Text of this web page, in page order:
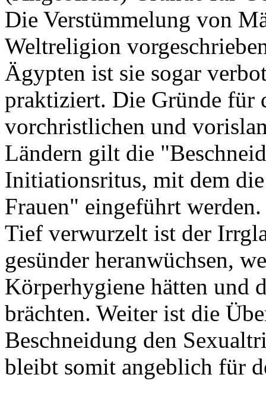
Die Verstümmelung von
Weltreligion
Ägypten ist sie sogar
praktiziert. Die Gründe für
vorchristlichen und
Ländern gilt die
Initiationsritus, mit dem
Frauen" eingeführt werden.
Tief verwurzelt ist der
gesünder heranwüchsen,
Körperhygiene hätten und
brächten. Weiter ist die
Beschneidung den
bleibt somit angeblich für